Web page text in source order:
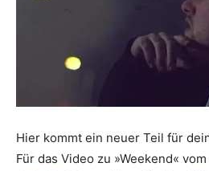
Hier kommt ein neuer Teil für
Für das Video zu »Weekend«